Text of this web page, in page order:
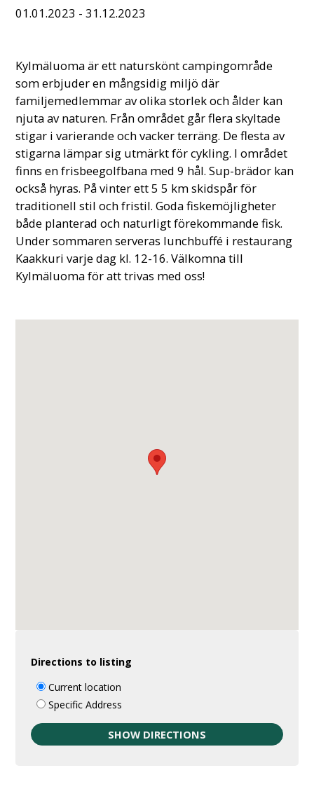
01.01.2023 - 31.12.2023
Kylmäluoma är ett naturskönt campingområde
som erbjuder en mångsidig miljö där
familjemedlemmar av olika storlek och ålder kan
njuta av naturen. Från området går flera skyltade
stigar i varierande och vacker terräng. De flesta av
stigarna lämpar sig utmärkt för cykling. I området
finns en frisbeegolfbana med 9 hål. Sup-brädor kan
också hyras. På vinter ett 5 5 km skidspår för
traditionell stil och fristil. Goda fiskemöjligheter
både planterad och naturligt förekommande fisk.
Under sommaren serveras lunchbuffé i restaurang
Kaakkuri varje dag kl. 12-16. Välkomna till
Kylmäluoma för att trivas med oss!
Directions to listing
Current location
Specific Address